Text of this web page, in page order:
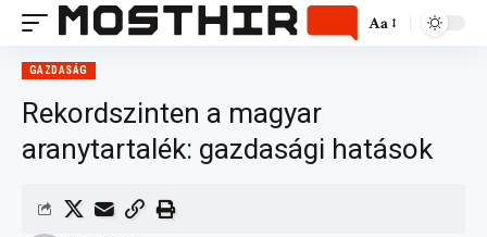
Aa
GAZDASÁG
Rekordszinten a magyar
aranytartalék: gazdasági hatások